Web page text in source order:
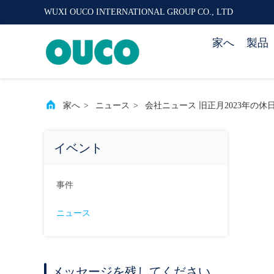
WUXI OUCO INTERNATIONAL GROUP CO., LTD
家へ 製品
家へ > ニュース > 会社ニュース 旧正月2023年の休
イベント
事件
ニュース